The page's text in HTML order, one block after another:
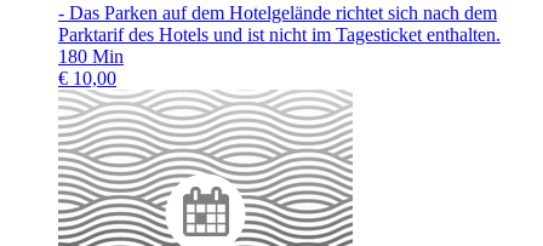
- Das Parken auf dem Hotelgelände richtet sich nach dem
Parktarif des Hotels und ist nicht im Tagesticket enthalten.
180 Min
€ 10,00